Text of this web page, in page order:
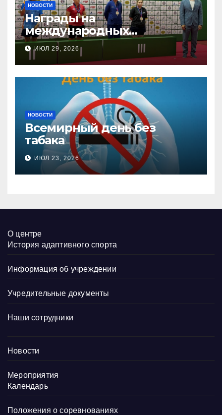
НОВОСТИ
Награды на
международных
соревнованиях
настольного тенниса ПОДА
ИЮЛ 29, 2026
НОВОСТИ
Всемирный день без
табака
ИЮЛ 23, 2026
О центре
История адаптивного спорта
Информация об учреждении
Учредительные документы
Наши сотрудники
Новости
Мероприятия
Календарь
Положения о соревнованиях